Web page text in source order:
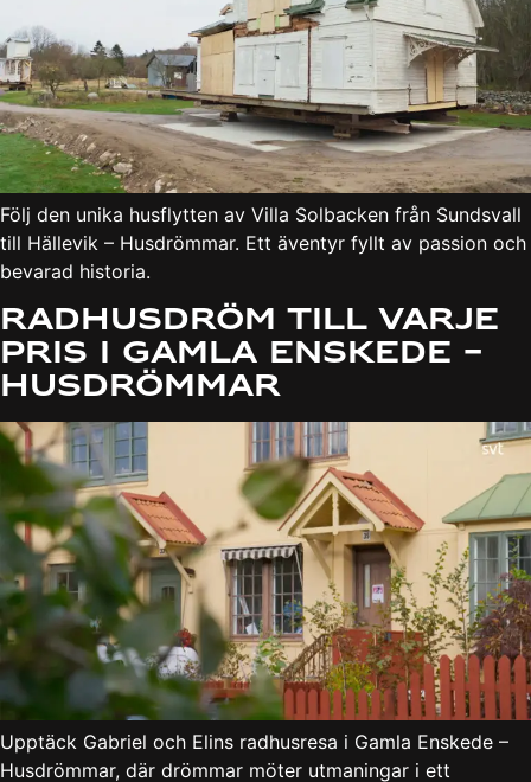
Följ den unika husflytten av Villa Solbacken från Sundsvall
till Hällevik – Husdrömmar. Ett äventyr fyllt av passion och
bevarad historia.
Radhusdröm till varje
pris i Gamla Enskede –
Husdrömmar
Upptäck Gabriel och Elins radhusresa i Gamla Enskede –
Husdrömmar, där drömmar möter utmaningar i ett